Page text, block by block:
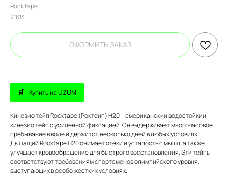
RockTape
21613
ОФОРМИТЬ ЗАКАЗ
Купить на UZUM
Кинезио тейп Rocktape (Роктейп) H20 – американский водостойкий
кинезио тейп с усиленной фиксацией. Он выдерживает многочасовое
пребывание в воде и держится несколько дней в любых условиях.
Дышащий Rocktape H20 снимает отеки и усталость с мышц, а также
улучшает кровообращение для быстрого восстановления. Эти тейпы
соответствуют требованиям спортсменов олимпийского уровня,
выступающих в особо жестких условиях.